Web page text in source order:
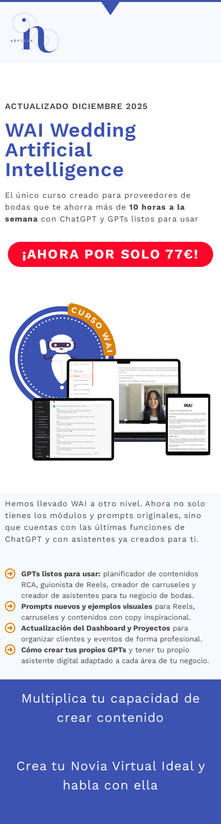
ACTUALIZADO DICIEMBRE 2025
WAI Wedding
Artificial
Intelligence
El único curso creado para proveedores de
bodas que te ahorra más de 10 horas a la
semana con ChatGPT y GPTs listos para usar
¡AHORA POR SOLO 77€!
Hemos llevado WAI a otro nivel. Ahora no solo
tienes los módulos y prompts originales, sino
que cuentas con las últimas funciones de
ChatGPT y con asistentes ya creados para ti.
GPTs listos para usar: planificador de contenidos
RCA, guionista de Reels, creador de carruseles y
creador de asistentes para tu negocio de bodas.
Prompts nuevos y ejemplos visualespara Reels,
carruseles y contenidos con copy inspiracional.
Actualización del Dashboard y Proyectospara
organizar clientes y eventos de forma profesional.
Cómo crear tus propios GPTsy tener tu propio
asistente digital adaptado a cada área de tu negocio.
Multiplica tu capacidad de
crear contenido
Crea tu Novia Virtual Ideal y
habla con ella